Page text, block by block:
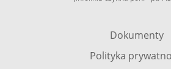
Dokumenty
Polityka